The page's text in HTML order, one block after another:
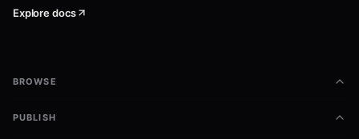
才会从文件中读取
Explore docs
BROWSE
PUBLISH